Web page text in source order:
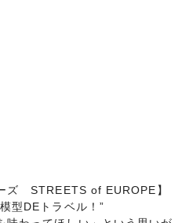
ズ STREETS of EUROPE】
型DEトラベル！”